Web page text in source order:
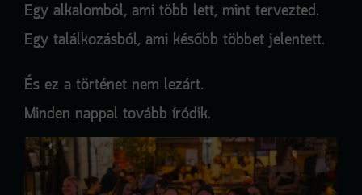
Egy alkalomból, ami több lett, mint tervezted.
Egy találkozásból, ami később többet jelentett.
És ez a történet nem lezárt.
Minden nappal tovább íródik.